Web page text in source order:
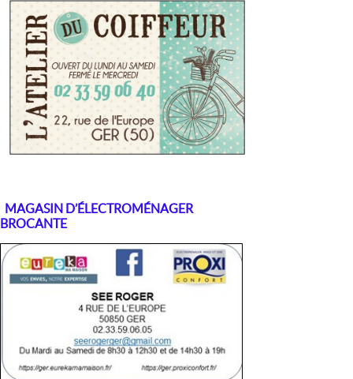
MAGASIN D’ÉLECTROMÉNAGER
BROCANTE